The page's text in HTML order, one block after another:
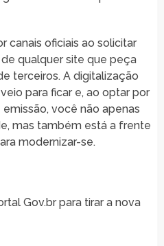
canais oficiais ao solicitar
qualquer site que peça
terceiros. A digitalização
para ficar e, ao optar por
você não apenas
mas também está a frente
modernizar-se.
Gov.br para tirar a nova